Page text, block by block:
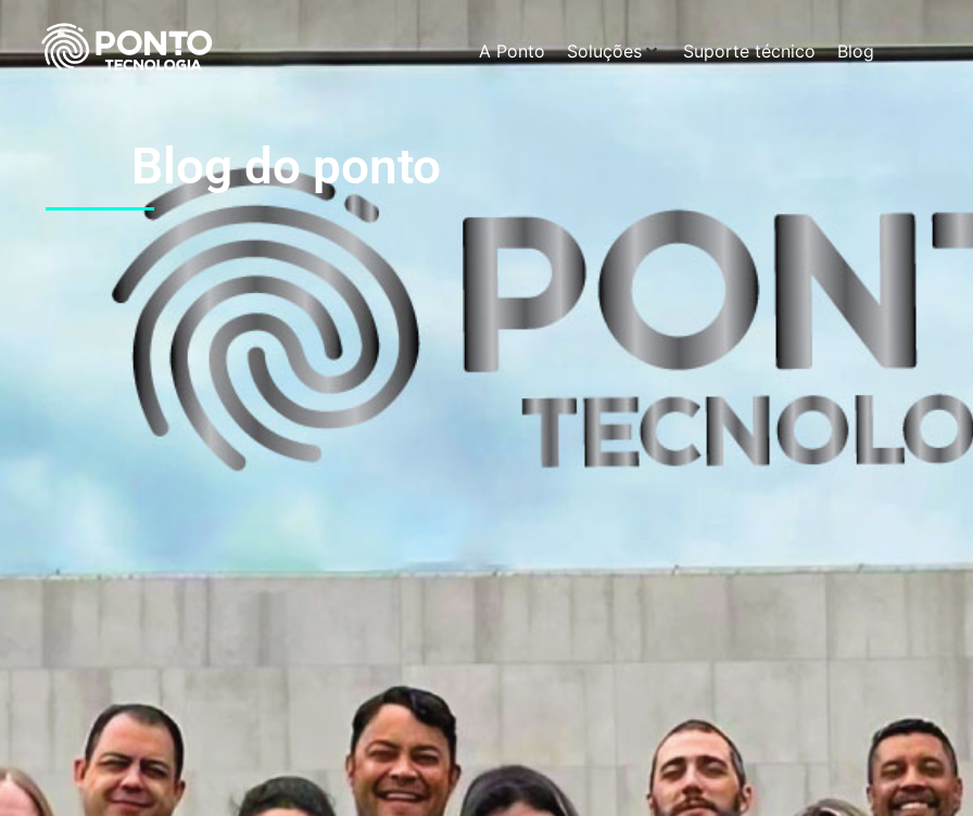
A Ponto Soluções Suporte técnico Blog
Blog do ponto